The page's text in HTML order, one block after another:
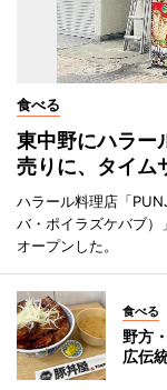
食べる
東中野にハラ
売りに、タイム
ハラール料理店「
バ・ポイラズケバブ）
オープンした。
食べる
野方
広伝